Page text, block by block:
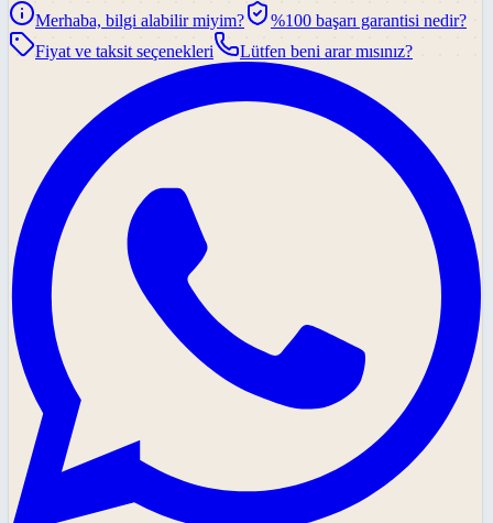
Merhaba, bilgi alabilir miyim?
%100 başarı garantisi nedir?
Fiyat ve taksit seçenekleri
Lütfen beni arar mısınız?